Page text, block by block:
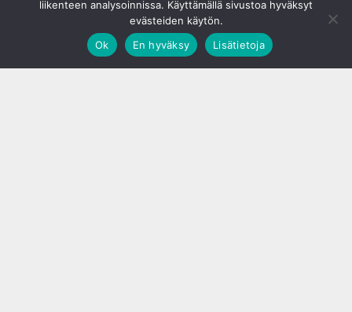
liikenteen analysoinnissa. Käyttämällä sivustoa hyväksyt
evästeiden käytön.
Ok
En hyväksy Lisätietoja